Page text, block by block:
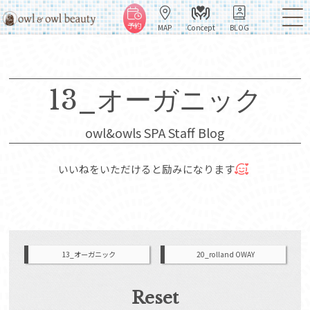
予約 MAP Concept BLOG
13_オーガニック
owl&owls SPA Staff Blog
いいねをいただけると励みになります
13_オーガニック 20_rolland OWAY
Reset